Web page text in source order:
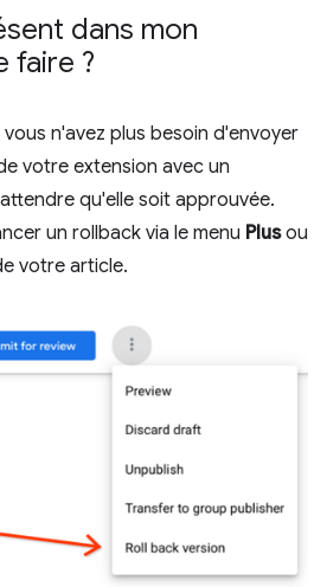
dans mon
faire ?
n'avez plus besoin d'envoyer
votre extension avec un
qu'elle soit approuvée.
un rollback via le menu Plusou
votre article.